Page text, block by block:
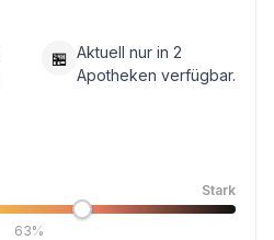
🏪 Aktuell nur in 2
Apotheken verfügbar.
Stark
63%